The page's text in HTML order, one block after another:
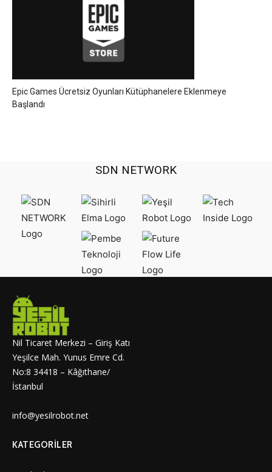
Epic Games Ücretsiz Oyunları Kütüphanelere Eklenmeye
Başlandı
SDN NETWORK
Nil Ticaret Merkezi – Giriş Katı
Yeşilce Mah. Yunus Emre Cd.
No:8 34418 – Kâğıthane/
İstanbul
info@yesilrobot.net
KATEGORILER